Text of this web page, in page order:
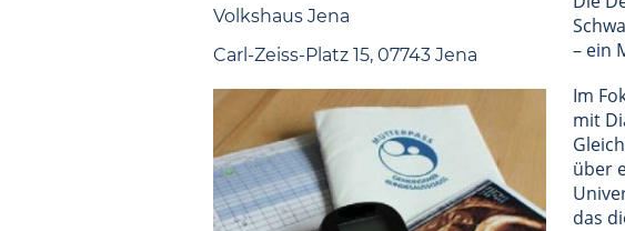
Volkshaus Jena
Carl-Zeiss-Platz 15, 07743 Jena
– ein
Im
mit
über
das